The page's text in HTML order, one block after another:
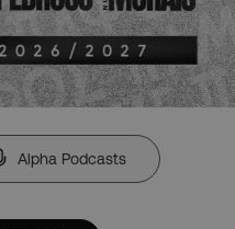
Alpha Podcasts